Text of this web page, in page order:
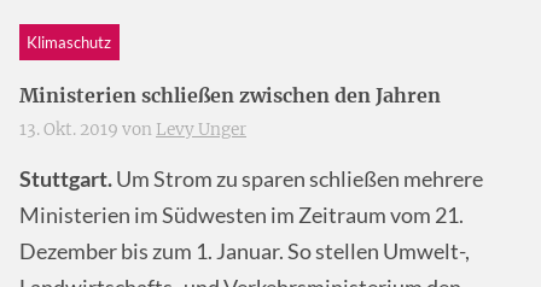
Klimaschutz
Ministerien schließen zwischen den Jahren
13. Okt. 2019 von Levy Unger
Stuttgart.Um Strom zu sparen schließen mehrere
Ministerien im Südwesten im Zeitraum vom 21.
Dezember bis zum 1. Januar. So stellen Umwelt-,